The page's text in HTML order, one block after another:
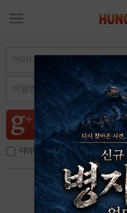
아이디, 이메일 저장
아이디 / 비밀